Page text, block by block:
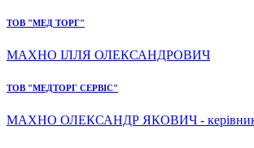
ТОВ "МЕД ТОРГ"
МАХНО ІЛЛЯ ОЛЕКСАНДРОВИЧ
ТОВ "МЕДТОРГ СЕРВІС"
МАХНО ОЛЕКСАНДР ЯКОВИЧ -